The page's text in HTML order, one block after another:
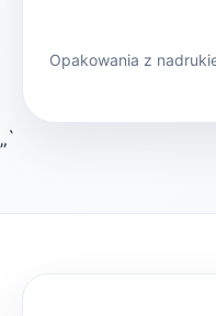
Opakowania z
„`